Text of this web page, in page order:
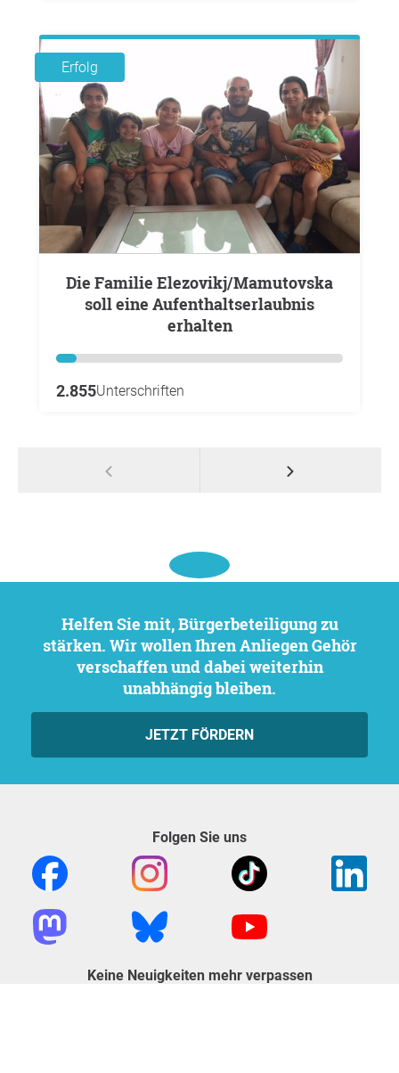
Erfolg
Die Familie Elezovikj/Mamutovska
soll eine Aufenthaltserlaubnis
erhalten
2.855Unterschriften
Helfen Sie mit, Bürgerbeteiligung zu
stärken. Wir wollen Ihren Anliegen Gehör
verschaffen und dabei weiterhin
unabhängig bleiben.
JETZT FÖRDERN
Folgen Sie uns
Keine Neuigkeiten mehr verpassen